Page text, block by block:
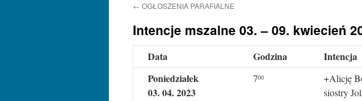
← OGŁOSZENIA PARAFIALNE
Intencje mszalne 03. – 09. kwiecień
Data Godzina
Intencja
Poniedziałek
03. 04. 2023
700
+Alicję
siostry